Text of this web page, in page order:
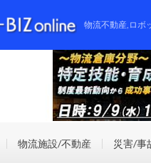
物流不動産,ロボ
物流施設/不動産 災害/事